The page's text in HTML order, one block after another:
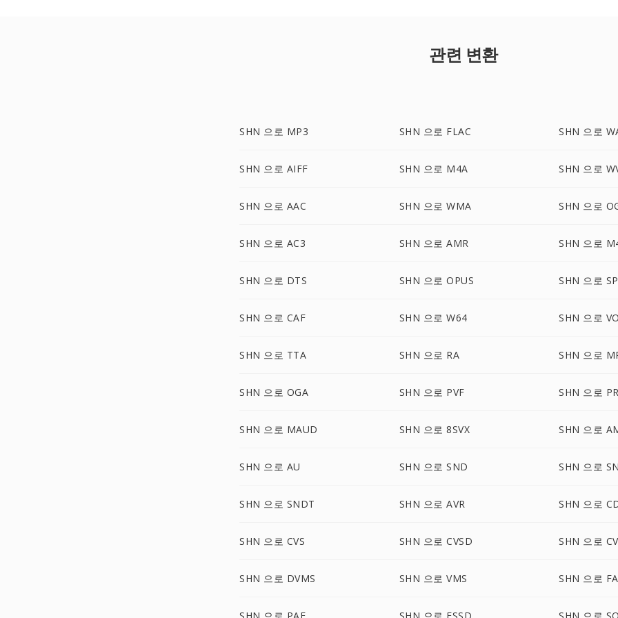
관련 변환
SHN 으로 MP3 SHN 으로 FLAC SHN 으로
SHN 으로 AIFF SHN 으로 M4A SHN 으로
SHN 으로 AAC SHN 으로 WMA SHN 으로
SHN 으로 AC3 SHN 으로 AMR SHN 으로
SHN 으로 DTS SHN 으로 OPUS SHN 으로
SHN 으로 CAF SHN 으로 W64 SHN 으로
SHN 으로 TTA SHN 으로 RA SHN 으로
SHN 으로 OGA SHN 으로 PVF SHN 으로
SHN 으로 MAUD SHN 으로 8SVX SHN 으로
SHN 으로 AU SHN 으로 SND SHN 으로
SHN 으로 SNDT SHN 으로 AVR SHN 으로
SHN 으로 CVS SHN 으로 CVSD SHN 으로
SHN 으로 DVMS SHN 으로 VMS SHN 으로